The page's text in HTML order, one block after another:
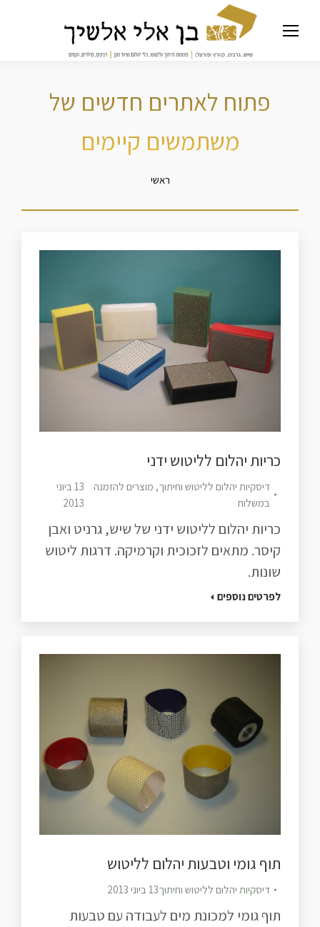
פתוח לאתרים חדשים של
משתמשים קיימים
ראשי
כריות יהלום לליטוש ידני
דיסקיות יהלום לליטוש וחיתוך, מוצרים להזמנה
במשלוח
13 ביוני
2013
כריות יהלום לליטוש ידני של שיש, גרניט ואבן
קיסר. מתאים לזכוכית וקרמיקה. דרגות ליטוש
שונות.
לפרטים נוספים
תוף גומי וטבעות יהלום לליטוש
דיסקיות יהלום לליטוש וחיתוך13 ביוני 2013
תוף גומי למכונת מים לעבודה עם טבעות